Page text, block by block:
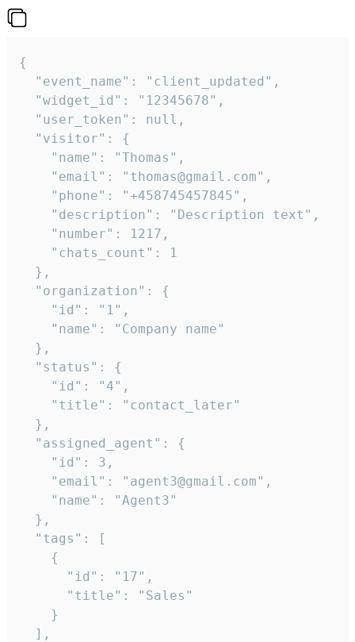
{
  "event_name": "client_updated",
  "widget_id": "12345678",
  "user_token": null,
  "visitor": {
    "name": "Thomas",
    "email": "thomas@gmail.com",
    "phone": "+458745457845",
    "description": "Description text",
    "number": 1217,
    "chats_count": 1
  },
  "organization": {
    "id": "1",
    "name": "Company name"
  },
  "status": {
    "id": "4",
    "title": "contact_later"
  },
  "assigned_agent": {
    "id": 3,
    "email": "agent3@gmail.com",
    "name": "Agent3"
  },
  "tags": [
    {
      "id": "17",
      "title": "Sales"
    }
  ],